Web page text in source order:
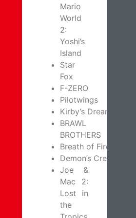
Mario
World
2:
Yoshi’s
Island
Star
Fox
F-ZERO
Pilotwings
Kirby’s Dream Course
BRAWL
BROTHERS
Breath of Fire
Demon’s Crest
Joe &
Mac 2:
Lost in
the